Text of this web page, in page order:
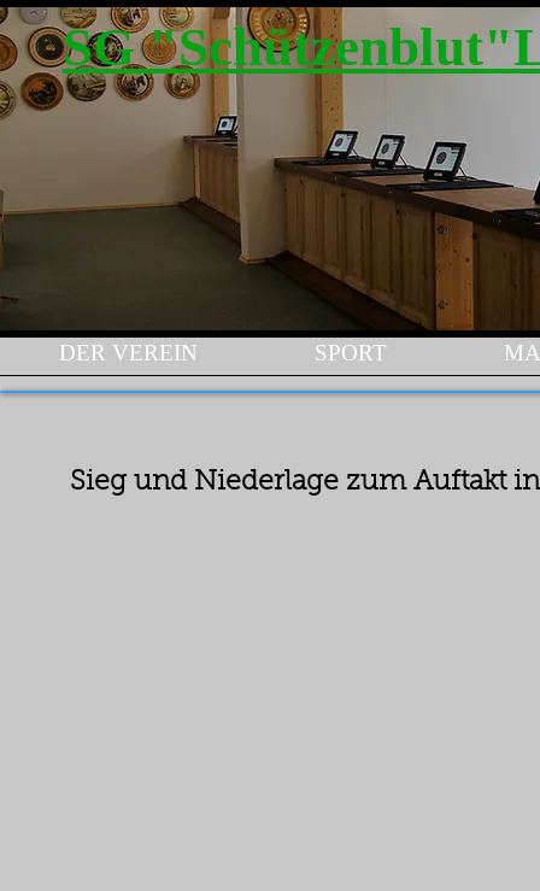
SG
DER VEREIN SPORT
Sieg und Niederlage zum Auftakt